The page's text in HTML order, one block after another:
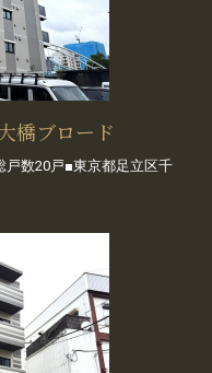
橋ブロード
戸数20戸■東京都足立区千